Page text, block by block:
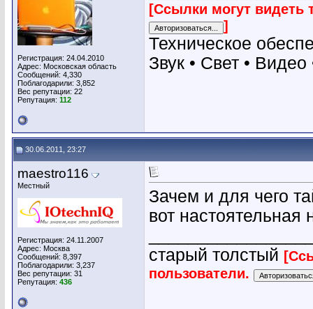
Регистрация: 24.04.2010
Адрес: Московская область
Сообщений: 4,330
Поблагодарили: 3,852
Вес репутации: 22
Репутация: 112
[Ссылки могут видеть
]
Техническое
Звук • Свет •
30.06.2011, 23:27
maestro116
Местный
Регистрация: 24.11.2007
Адрес: Москва
Сообщений: 8,397
Поблагодарили: 3,237
Вес репутации: 31
Репутация: 436
Зачем и для чего
вот настоятельная
старый толстый
пользователи.